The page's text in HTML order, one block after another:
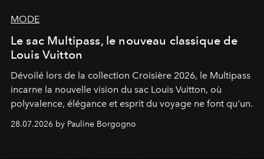
MODE
Le sac Multipass, le nouveau classique de
Louis Vuitton
Dévoilé lors de la collection Croisière 2026, le Multipass
incarne la nouvelle vision du sac Louis Vuitton, où
polyvalence, élégance et esprit du voyage ne font qu'un.
28.07.2026 by Pauline Borgogno